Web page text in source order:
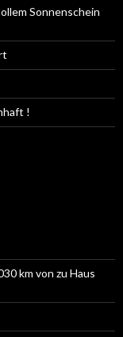
Sonnenschein
!
km von zu Haus